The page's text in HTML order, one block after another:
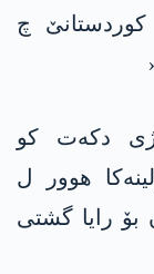
کوردستانێ چ
ژی دکەت کو
ھوور ل
رایا گشتی